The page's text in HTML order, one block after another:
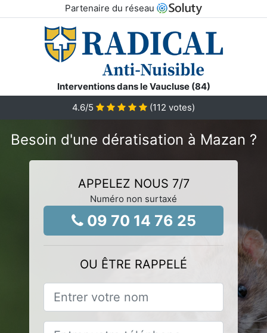
Partenaire du réseau
Interventions dans le Vaucluse (84)
4.6/5 (112 votes)
Besoin d'une dératisation à Mazan ?
APPELEZ NOUS 7/7
Numéro non surtaxé
09 70 14 76 25
OU ÊTRE RAPPELÉ